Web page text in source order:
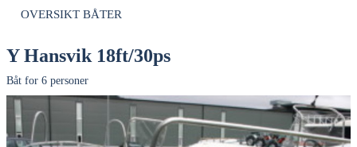
OVERSIKT BÅTER
Y Hansvik 18ft/30ps
Båt for 6 personer